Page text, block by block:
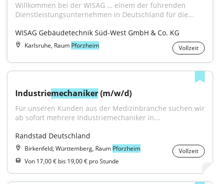
Willkommen bei der WISAG … einem der führenden
Dienstleistungsunternehmen in Deutschland für die...
WISAG Gebäudetechnik Süd-West GmbH & Co. KG
Karlsruhe, Raum Pforzheim Vollzeit
Industriemechaniker (m/w/d)
Für unseren Kunden aus der Medizinbranche suchen wir
ab sofort mehrere Industriemechaniker in...
Randstad Deutschland
Birkenfeld, Württemberg, Raum Pforzheim
Vollzeit
Von 17,00 € bis 19,00 € pro Stunde